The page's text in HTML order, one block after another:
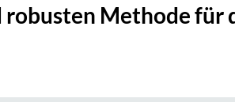
Methode für